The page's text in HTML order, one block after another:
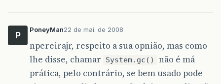
P
PoneyMan22 de mai. de 2008
npereirajr, respeito a sua opnião, mas como
lhe disse, chamar
System.gc()
não é má
prática, pelo contrário, se bem usado pode